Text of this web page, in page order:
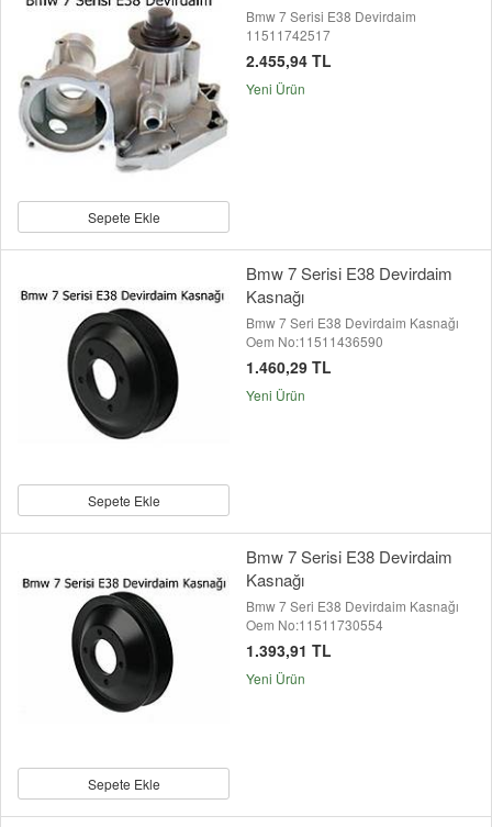
Sepete Ekle
Bmw 7 Serisi E38 Devirdaim
11511742517
2.455,94 TL
Yeni Ürün
Sepete Ekle
Bmw 7 Serisi E38 Devirdaim
Kasnağı
Bmw 7 Seri E38 Devirdaim Kasnağı
Oem No:11511436590
1.460,29 TL
Yeni Ürün
Sepete Ekle
Bmw 7 Serisi E38 Devirdaim
Kasnağı
Bmw 7 Seri E38 Devirdaim Kasnağı
Oem No:11511730554
1.393,91 TL
Yeni Ürün